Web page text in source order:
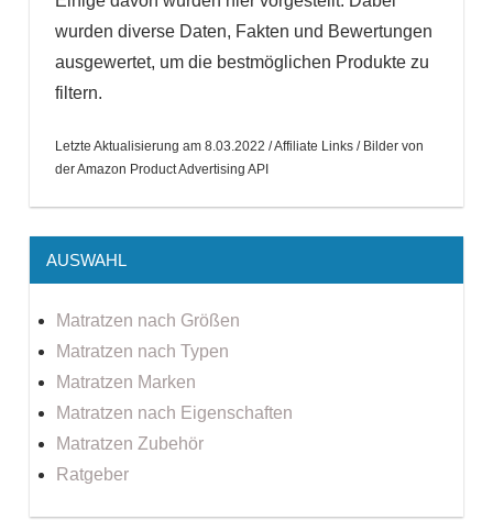
wurden diverse Daten, Fakten und Bewertungen
ausgewertet, um die bestmöglichen Produkte zu
filtern.
Letzte Aktualisierung am 8.03.2022 / Affiliate Links / Bilder von
der Amazon Product Advertising API
AUSWAHL
Matratzen nach Größen
Matratzen nach Typen
Matratzen Marken
Matratzen nach Eigenschaften
Matratzen Zubehör
Ratgeber